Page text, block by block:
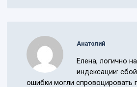
Анатолий
Елена, логично
индексации:
ошибки могли спровоцировать